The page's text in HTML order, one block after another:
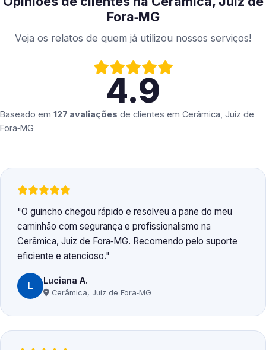
Fora‑MG
Veja os relatos de quem já utilizou nossos serviços!
4.9
Baseado em 127 avaliações de clientes em Cerâmica, Juiz de
Fora‑MG
O guincho chegou rápido e resolveu a pane do meu
caminhão com segurança e profissionalismo na
Cerâmica, Juiz de Fora‑MG. Recomendo pelo suporte
eficiente e atencioso.
L Luciana A.
Cerâmica, Juiz de Fora‑MG